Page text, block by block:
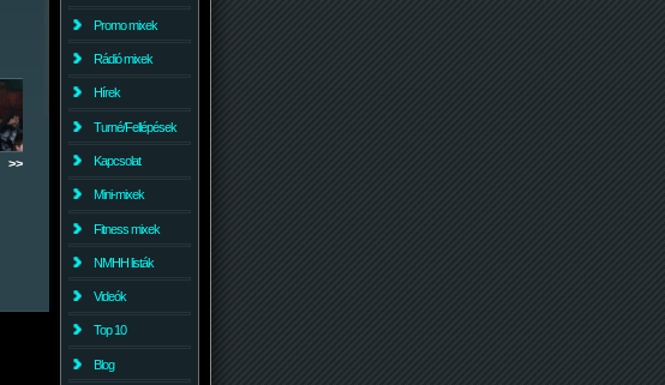
>>
Promo mixek
Rádió mixek
Hírek
Turné/Fellépések
Kapcsolat
Mini-mixek
Fitness mixek
NMHH listák
Videók
Top 10
Blog